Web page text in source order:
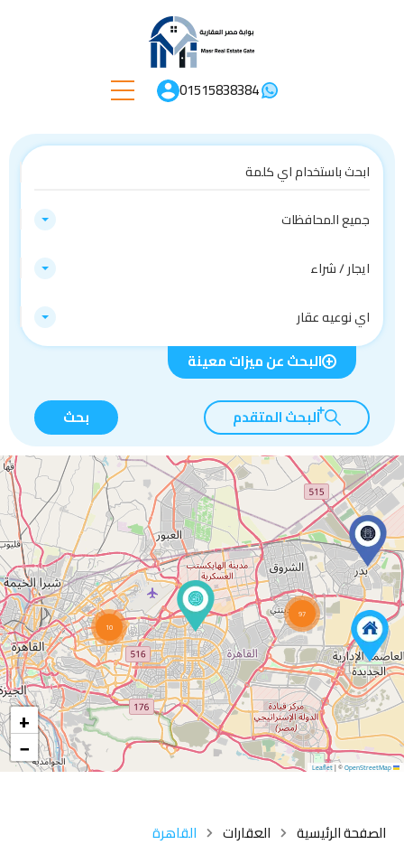
01515838384
جميع المحافظات
ايجار / شراء
اي نوعيه عقار
البحث عن ميزات معينة
البحث المتقدم بحث
97
10
+
−
Leaflet
|©OpenStreetMap
الصفحة الرئيسية العقارات القاهرة